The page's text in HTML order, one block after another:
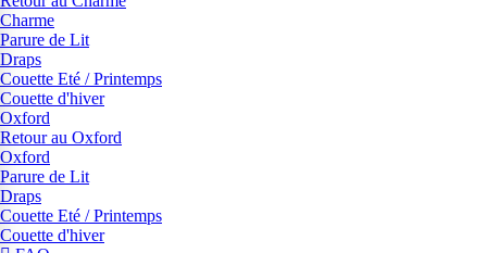
Charme
Parure de Lit
Draps
Couette Eté / Printemps
Couette d'hiver
Oxford
Retour au Oxford
Oxford
Parure de Lit
Draps
Couette Eté / Printemps
Couette d'hiver